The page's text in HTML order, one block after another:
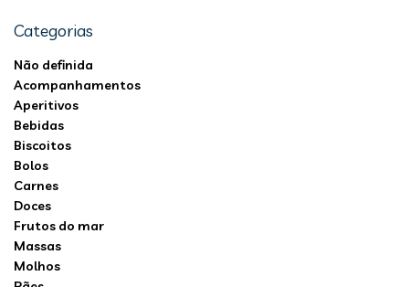
Categorias
Não definida
Acompanhamentos
Aperitivos
Bebidas
Biscoitos
Bolos
Carnes
Doces
Frutos do mar
Massas
Molhos